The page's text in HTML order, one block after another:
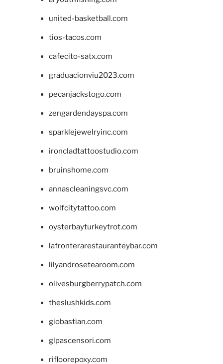
united-basketball.com
tios-tacos.com
cafecito-satx.com
graduacionviu2023.com
pecanjackstogo.com
zengardendayspa.com
sparklejewelryinc.com
ironcladtattoostudio.com
bruinshome.com
annascleaningsvc.com
wolfcitytattoo.com
oysterbayturkeytrot.com
lafronterarestauranteybar.com
lilyandrosetearoom.com
olivesburgberrypatch.com
theslushkids.com
giobastian.com
glpascensori.com
rifloorepoxy.com